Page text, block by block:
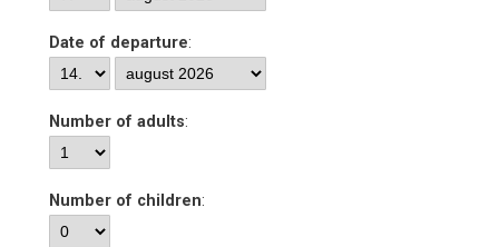
Date of departure:
Number of adults:
Number of children: